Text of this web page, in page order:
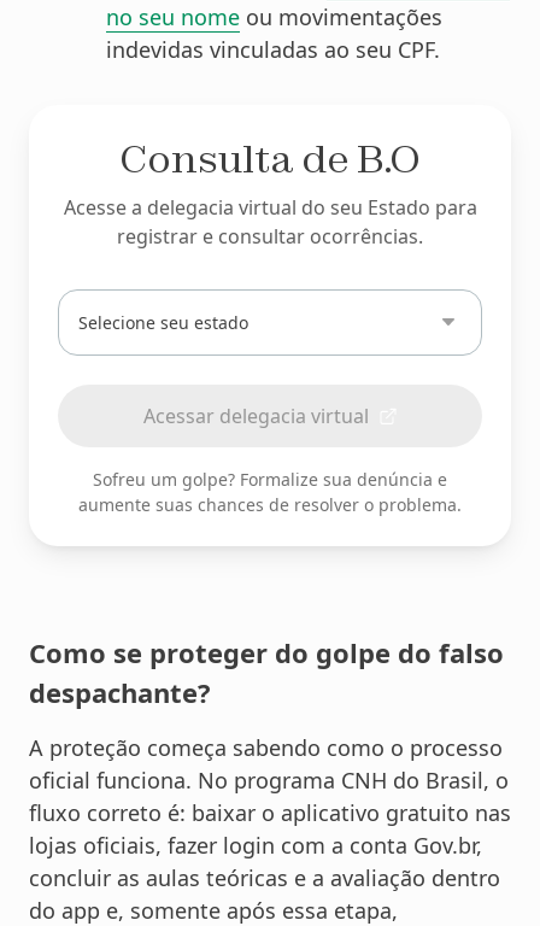
no seu nome ou movimentações
indevidas vinculadas ao seu CPF.
Consulta de B.O
Acesse a delegacia virtual do seu Estado para
registrar e consultar ocorrências.
Digite
ou
selecione
Acessar delegacia virtual
Sofreu um golpe? Formalize sua denúncia e
aumente suas chances de resolver o problema.
Como se proteger do golpe do falso
despachante?
A proteção começa sabendo como o processo
oficial funciona. No programa CNH do Brasil, o
fluxo correto é: baixar o aplicativo gratuito nas
lojas oficiais, fazer login com a conta Gov.br,
concluir as aulas teóricas e a avaliação dentro
do app e, somente após essa etapa,